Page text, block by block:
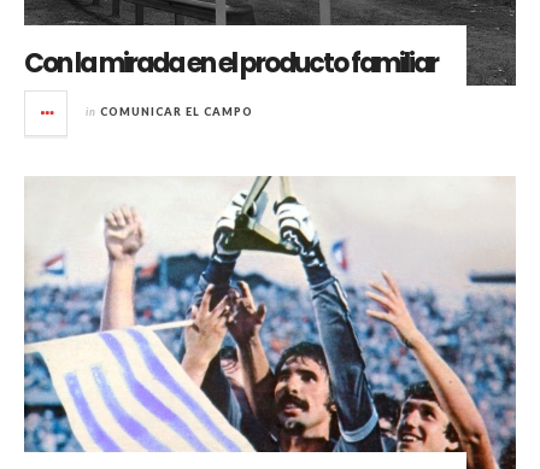
Con la mirada en el producto familiar
in COMUNICAR EL CAMPO